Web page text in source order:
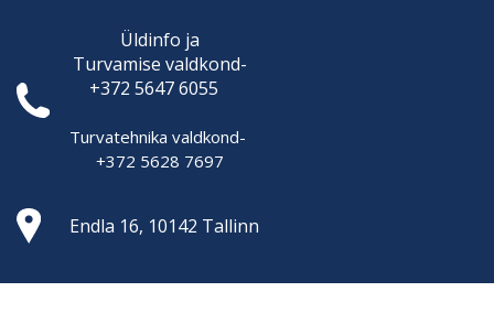
Üldinfo ja
Turvamise valdkond-
+372 5647 6055
Turvatehnika valdkond-
+372 5628 7697
Endla 16, 10142 Tallinn